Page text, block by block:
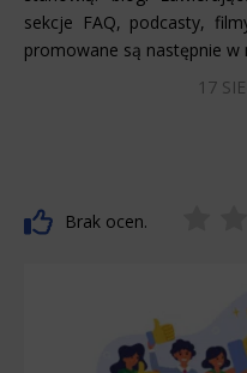
sekcje FAQ, podcasty,
promowane są następnie w
17
Brak ocen.